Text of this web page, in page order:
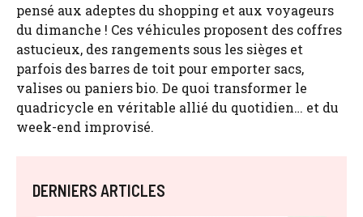
pensé aux adeptes du shopping et aux voyageurs
du dimanche ! Ces véhicules proposent des coffres
astucieux, des rangements sous les sièges et
parfois des barres de toit pour emporter sacs,
valises ou paniers bio. De quoi transformer le
quadricycle en véritable allié du quotidien… et du
week-end improvisé.
DERNIERS ARTICLES